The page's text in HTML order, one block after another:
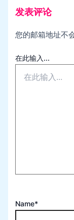
发表评论
您的邮箱地址不
在此输入...
Name*